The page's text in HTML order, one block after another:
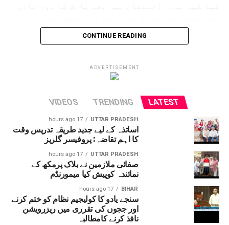
لئے الرٹ جاری کردیا ہے۔ حالانکہ جموں وکشمیر
میں لینڈ سلائڈنگ کی وجہ سے آمدورفت ٹھپ تھی لیکن
اب چھ دنوں کے بعد آمدورفت جاری ہوئی ہے۔
امرناتھ یاترا بھی شروع کردی گئی ہے۔
CONTINUE READING
ADVERTISEMENT
LATEST
TRENDING
VIDEOS
UTTAR PRADESH
17 hours ago
اساتذہ کے لیے جدید طریقہ تدریس وقت
کا اہم تقاضہ: پروفیسر گلریز
UTTAR PRADESH
17 hours ago
صفائی ملازمین نے بلاک پرمکھ کے
نمائندہ کوپیش کیا میمورنڈم
BIHAR
17 hours ago
سنجے یادو کا کولیجیم نظام کو ختم کرنے
اور ججوں کی تقرری میں ریزرویشن
نافذ کرنے کامطالبہ